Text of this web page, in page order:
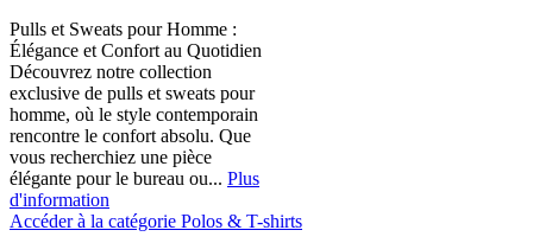
Pulls et Sweats pour Homme :
Élégance et Confort au Quotidien
Découvrez notre collection
exclusive de pulls et sweats pour
homme, où le style contemporain
rencontre le confort absolu. Que
vous recherchiez une pièce
élégante pour le bureau ou... Plus
d'information
Accéder à la catégorie Polos & T-shirts